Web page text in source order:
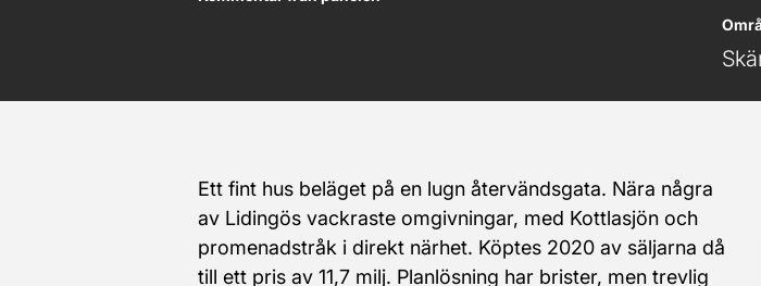
Ett fint hus beläget på en lugn återvändsgata. Nära några
av Lidingös vackraste omgivningar, med Kottlasjön och
promenadstråk i direkt närhet. Köptes 2020 av säljarna då
till ett pris av 11,7 milj. Planlösning har brister, men trevlig